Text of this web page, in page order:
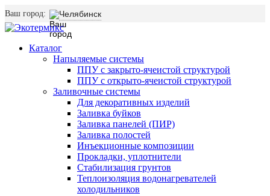
Ваш город: Челябинск
Каталог
Напыляемые системы
ППУ с закрыто-ячеистой структурой
ППУ с открыто-ячеистой структурой
Заливочные системы
Для декоративных изделий
Заливка буйков
Заливка панелей (ПИР)
Заливка полостей
Инъекционные композиции
Прокладки, уплотнители
Стабилизация грунтов
Теплоизоляция водонагревателей
холодильников